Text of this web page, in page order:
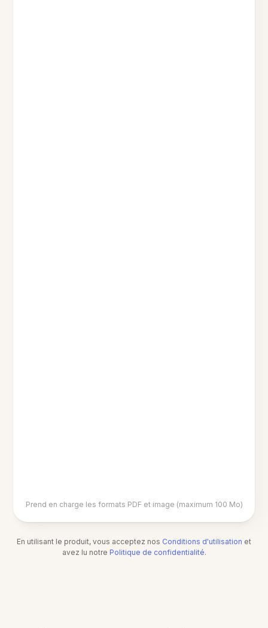
Prend en charge les formats PDF et image (maximum 100 Mo)
En utilisant le produit, vous acceptez nos Conditions d'utilisation et
avez lu notre Politique de confidentialité.